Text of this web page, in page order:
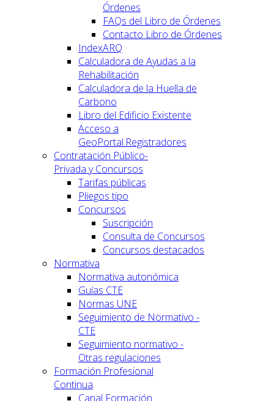
Órdenes
FAQs del Libro de Órdenes
Contacto Libro de Órdenes
IndexARQ
Calculadora de Ayudas a la
Rehabilitación
Calculadora de la Huella de
Carbono
Libro del Edificio Existente
Acceso a
GeoPortal.Registradores
Contratación Público-
Privada y Concursos
Tarifas públicas
Pliegos tipo
Concursos
Suscripción
Consulta de Concursos
Concursos destacados
Normativa
Normativa autonómica
Guías CTE
Normas UNE
Seguimiento de Normativo -
CTE
Seguimiento normativo -
Otras regulaciones
Formación Profesional
Continua
Canal Formación